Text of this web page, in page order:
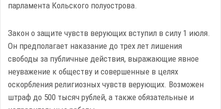
парламента Кольского полуострова.
Закон о защите чувств верующих вступил в силу 1 июля.
Он предполагает наказание до трех лет лишения
свободы за публичные действия, выражающие явное
неуважение к обществу и совершенные в целях
оскорбления религиозных чувств верующих. Возможен
штраф до 500 тысяч рублей, а также обязательные и